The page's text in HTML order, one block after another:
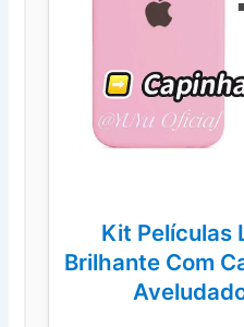
Kit Películas
Brilhante Com